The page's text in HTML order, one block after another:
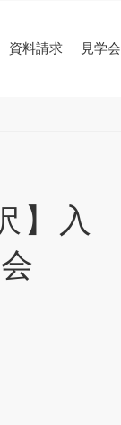
資料請求 見学会
】入